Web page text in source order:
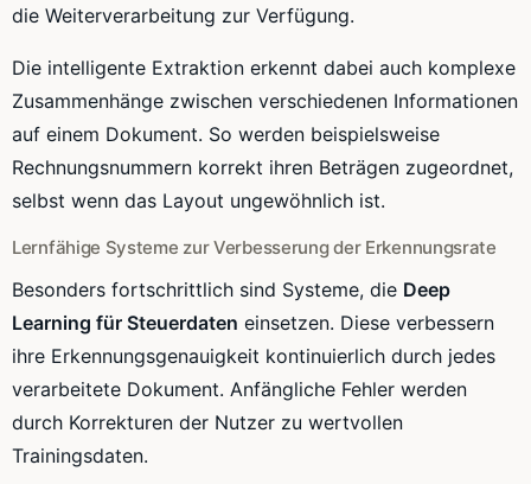
die Weiterverarbeitung zur Verfügung.
Die intelligente Extraktion erkennt dabei auch komplexe
Zusammenhänge zwischen verschiedenen Informationen
auf einem Dokument. So werden beispielsweise
Rechnungsnummern korrekt ihren Beträgen zugeordnet,
selbst wenn das Layout ungewöhnlich ist.
Lernfähige Systeme zur Verbesserung der Erkennungsrate
Besonders fortschrittlich sind Systeme, die Deep
Learning für Steuerdaten einsetzen. Diese verbessern
ihre Erkennungsgenauigkeit kontinuierlich durch jedes
verarbeitete Dokument. Anfängliche Fehler werden
durch Korrekturen der Nutzer zu wertvollen
Trainingsdaten.